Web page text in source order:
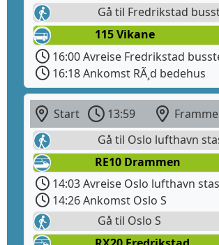
Gå til Fredrikstad
115 Vikane
16:00 Avreise Fredrikstad
16:18 Ankomst RÃ¸d bedehus
Start 13:59 Framme
Gå til Oslo lufthavn
RE10 Drammen
14:03 Avreise Oslo lufthavn
14:26 Ankomst Oslo S
Gå til Oslo S